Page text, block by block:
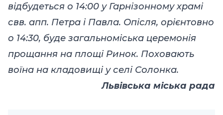
відбудеться о 14:00 у Гарнізонному храмі
свв. апп. Петра і Павла. Опісля, орієнтовно
о 14:30, буде загальноміська церемонія
прощання на площі Ринок. Поховають
воїна на кладовищі у селі Солонка.
Львівська міська рада